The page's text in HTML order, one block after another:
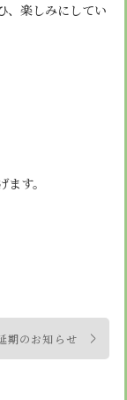
、楽しみにしてい
す。
期のお知らせ